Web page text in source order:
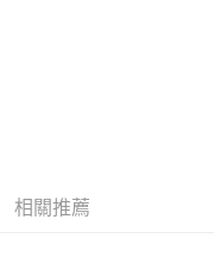
自動跳轉到大哥付的交易
核未通過，訂單將自動取
哥付你分期系統評分，恕無
。
相關推薦